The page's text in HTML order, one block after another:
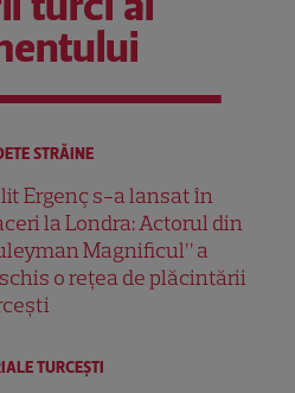
STRĂINE
Ergenç s-a lansat în
la Londra: Actorul din
Magnificul” a
o rețea de plăcintării
TURCEŞTI